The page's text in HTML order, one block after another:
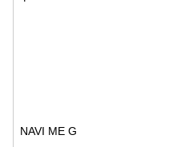
NAVI ME G